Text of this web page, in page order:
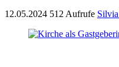
12.05.2024 512 Aufrufe